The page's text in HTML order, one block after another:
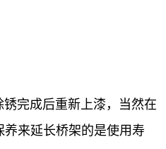
完成后重新上漆，当然在
来延长桥架的是使用寿